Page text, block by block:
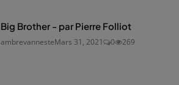
Big Brother - par Pierre Folliot
ambrevannesteMars 31, 2021 0 269